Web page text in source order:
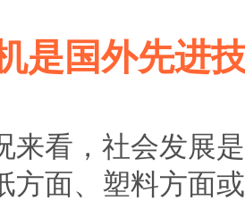
是国外先进
来看，社会发展
方面、塑料方面